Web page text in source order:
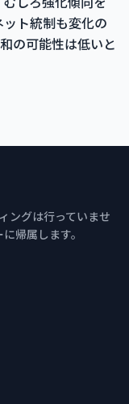
ト統制も変化の
の可能性は低いと
ングは行っていませ
帰属します。